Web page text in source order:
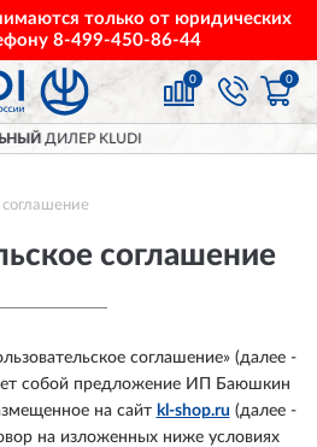
только от юридических
8-499-450-86-44
0 0
соглашение
соглашение
соглашение» (далее -
собой предложение ИП Баюшкин
на сайт kl-shop.ru (далее -
на изложенных ниже условиях